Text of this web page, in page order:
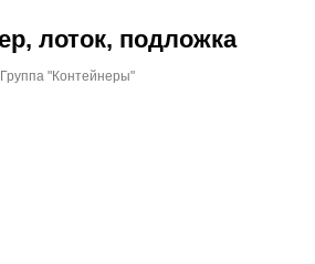
лоток, подложка
Группа "Контейнеры"